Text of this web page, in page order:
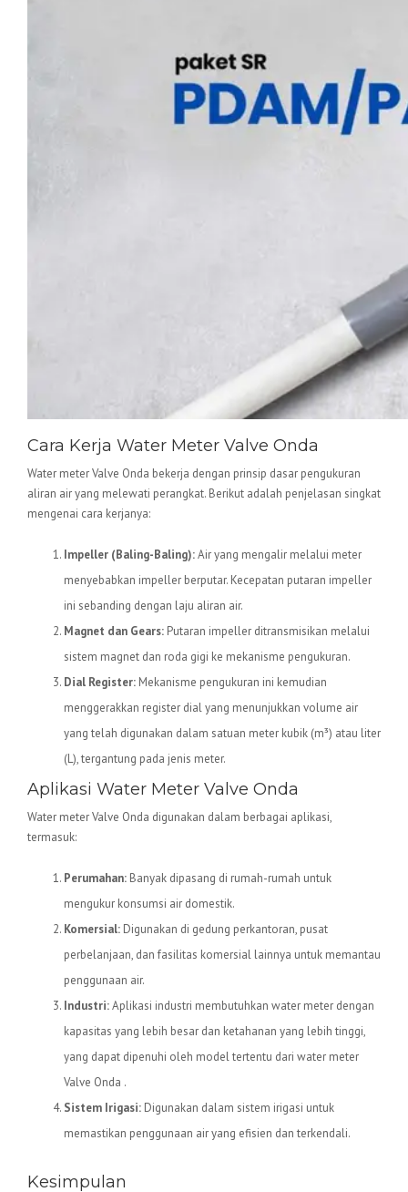
Cara Kerja Water Meter Valve Onda
Water meter Valve Onda bekerja dengan prinsip dasar pengukuran
aliran air yang melewati perangkat. Berikut adalah penjelasan singkat
mengenai cara kerjanya:
Impeller (Baling-Baling):Air yang mengalir melalui meter
menyebabkan impeller berputar. Kecepatan putaran impeller
ini sebanding dengan laju aliran air.
Magnet dan Gears: Putaran impeller ditransmisikan melalui
sistem magnet dan roda gigi ke mekanisme pengukuran.
Dial Register: Mekanisme pengukuran ini kemudian
menggerakkan register dial yang menunjukkan volume air
yang telah digunakan dalam satuan meter kubik (m³) atau liter
(L), tergantung pada jenis meter.
Aplikasi Water Meter Valve Onda
Water meter Valve Onda digunakan dalam berbagai aplikasi,
termasuk:
Perumahan: Banyak dipasang di rumah-rumah untuk
mengukur konsumsi air domestik.
Komersial: Digunakan di gedung perkantoran, pusat
perbelanjaan, dan fasilitas komersial lainnya untuk memantau
penggunaan air.
Industri:Aplikasi industri membutuhkan water meter dengan
kapasitas yang lebih besar dan ketahanan yang lebih tinggi,
yang dapat dipenuhi oleh model tertentu dari water meter
Valve Onda .
Sistem Irigasi: Digunakan dalam sistem irigasi untuk
memastikan penggunaan air yang efisien dan terkendali.
Kesimpulan